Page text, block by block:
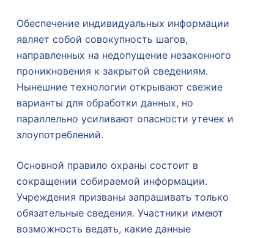
Обеспечение индивидуальных информации
являет собой совокупность шагов,
направленных на недопущение незаконного
проникновения к закрытой сведениям.
Нынешние технологии открывают свежие
варианты для обработки данных, но
параллельно усиливают опасности утечек и
злоупотреблений.
Основной правило охраны состоит в
сокращении собираемой информации.
Учреждения призваны запрашивать только
обязательные сведения. Участники имеют
возможность ведать, какие данные